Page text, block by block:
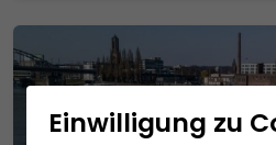
Einwilligung zu